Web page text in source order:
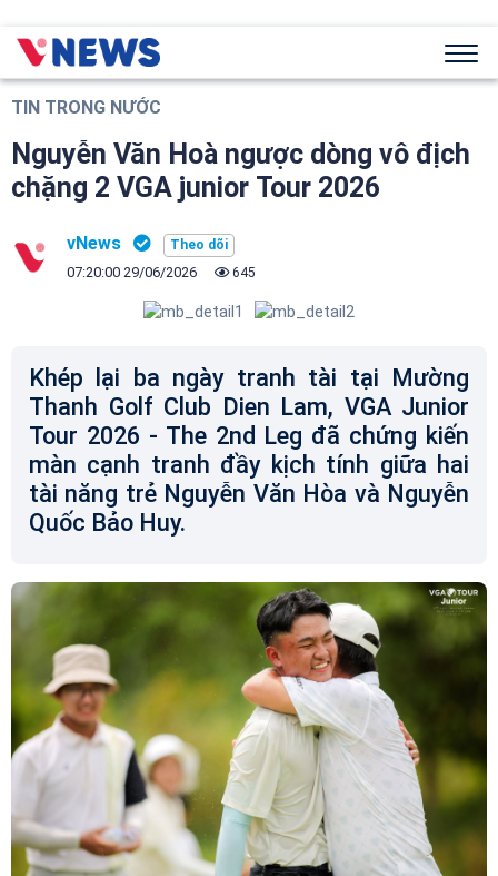
TIN TRONG NƯỚC
Nguyễn Văn Hoà ngược dòng vô địch
chặng 2 VGA junior Tour 2026
vNews
07:20:00 29/06/2026 645
Khép lại ba ngày tranh tài tại Mường
Thanh Golf Club Dien Lam, VGA Junior
Tour 2026 - The 2nd Leg đã chứng kiến
màn cạnh tranh đầy kịch tính giữa hai
tài năng trẻ Nguyễn Văn Hòa và Nguyễn
Quốc Bảo Huy.